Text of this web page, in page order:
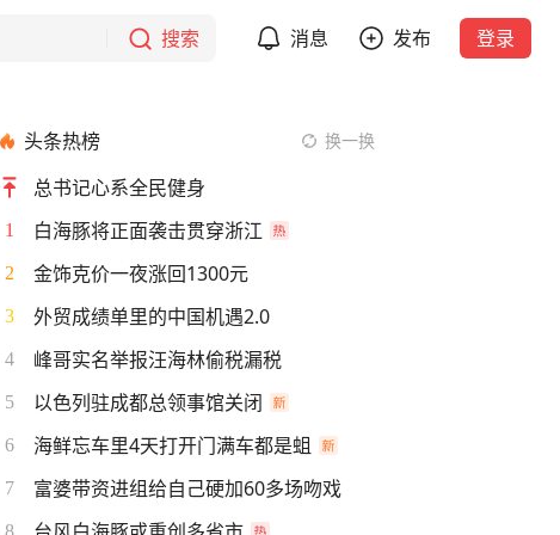
搜索 消息 发布 登录
头条热榜 换一换
总书记心系全民健身
1 白海豚将正面袭击贯穿浙江
2 金饰克价一夜涨回1300元
3 外贸成绩单里的中国机遇2.0
4 峰哥实名举报汪海林偷税漏税
5 以色列驻成都总领事馆关闭
6 海鲜忘车里4天打开门满车都是蛆
7 富婆带资进组给自己硬加60多场吻戏
8